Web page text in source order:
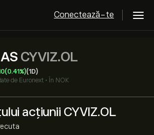
Conectează-te
CYVIZ.OL
(0.41%)(1D)
de Euronext • În NOK
acțiunii CYVIZ.OL